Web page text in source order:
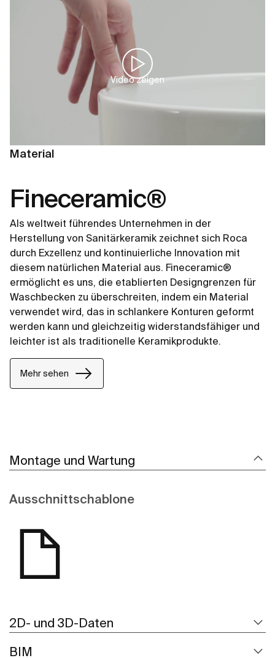
Video zeigen
Material
Fineceramic®
Als weltweit führendes Unternehmen in der
Herstellung von Sanitärkeramik zeichnet sich Roca
durch Exzellenz und kontinuierliche Innovation mit
diesem natürlichen Material aus. Fineceramic®
ermöglicht es uns, die etablierten Designgrenzen für
Waschbecken zu überschreiten, indem ein Material
verwendet wird, das in schlankere Konturen geformt
werden kann und gleichzeitig widerstandsfähiger und
leichter ist als traditionelle Keramikprodukte.
Mehr sehen
Montage und Wartung
Ausschnittschablone
2D- und 3D-Daten
BIM